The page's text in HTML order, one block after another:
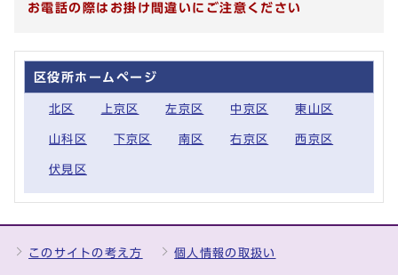
お電話の際はお掛け間違いにご注意ください
区役所ホームページ
北区 上京区 左京区 中京区 東山区
山科区 下京区 南区 右京区 西京区
伏見区
このサイトの考え方 個人情報の取扱い